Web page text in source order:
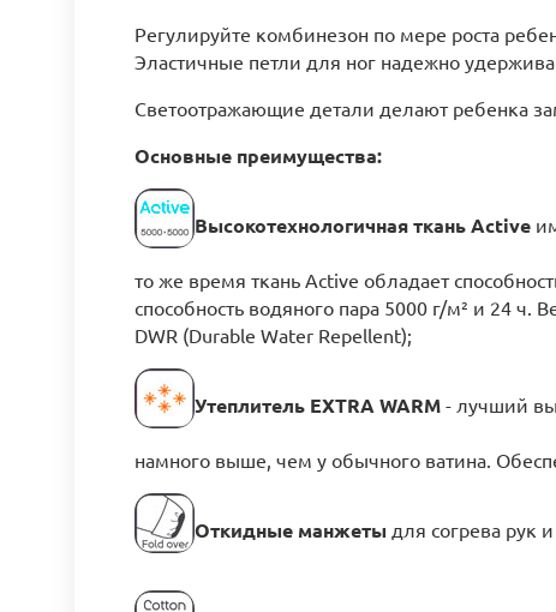
Регулируйте комбинезон по мере роста
Эластичные петли для ног надежно
Светоотражающие детали делают ребенка
Основные преимущества:
Высокотехнологичная ткань Active
то же время ткань Active обладает
способность водяного пара 5000 г/м² и 24 ч.
DWR (Durable Water Repellent);
Утеплитель EXTRA WARM - лучший
намного выше, чем у обычного ватина.
Откидные манжеты для согрева рук